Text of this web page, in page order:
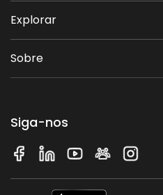
Disco de
Várias
Ajuste da
N
Explorar
Sobre
Siga-nos